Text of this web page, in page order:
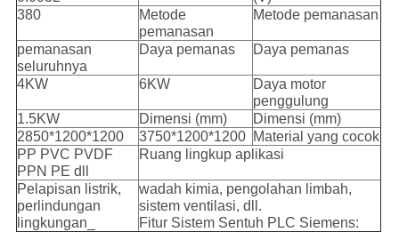
380
Metode
pemanasan
Metode pemanasan
pemanasan
seluruhnya
Daya pemanas Daya pemanas
4KW 6KW
Daya motor
penggulung
1.5KW
Dimensi (mm)
Dimensi (mm)
2850*1200*1200
3750*1200*1200 Material yang cocok
PP PVC PVDF
PPN PE dll
Ruang lingkup aplikasi
Pelapisan listrik,
perlindungan
lingkungan_
wadah kimia, pengolahan limbah,
sistem ventilasi, dll.
Fitur Sistem Sentuh PLC Siemens: